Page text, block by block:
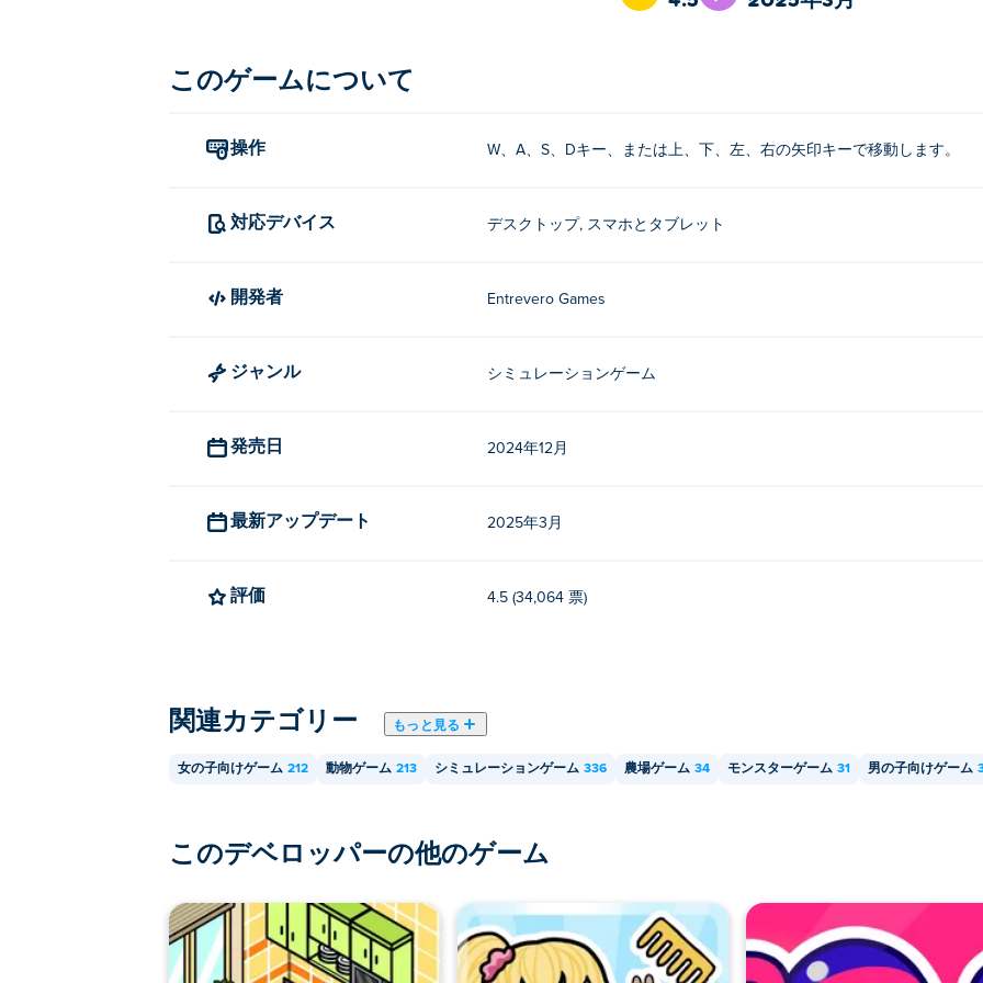
う。あなたは究極のモンスタートレーナーになれるでしょうか？
CombiMon を作成したのは誰ですか?
& Decor 、Kawaii Dress-Up Fairy Dress-Up、 Dungeons & Dress-Ups 、
CombiMon はモバイルデバイスとデスクトップでプレイできますか?
このゲームについて
操作 W、A、S、Dキー、または上、下、左、右の矢印キーで移動します。
対応デバイス デスクトップ, スマホとタブレット
開発者 Entrevero Games
ジャンル シミュレーションゲーム
発売日 2024年12月
最新アップデート 2025年3月
評価 4.5 (34,064 票)
関連カテゴリー もっと見る
女の子向けゲーム 212 動物ゲーム 213 シミュレーションゲーム 336 農場ゲーム 34 モンスターゲーム 31 男の子向けゲーム
このデベロッパーの他のゲーム